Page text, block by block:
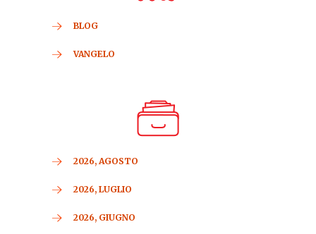
BLOG
VANGELO
2026, AGOSTO
2026, LUGLIO
2026, GIUGNO